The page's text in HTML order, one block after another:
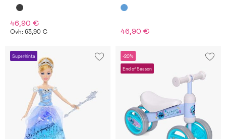
46,90 €
Ovh: 63,90 € 46,90 €
Superhinta -20%
End of Season